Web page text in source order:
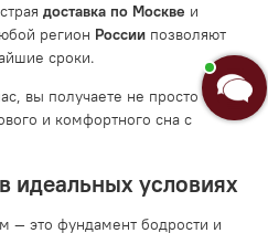
доставка по Москве и
регион России позволяют
сроки.
вы получаете не просто товар,
и комфортного сна с
идеальных условиях
— это фундамент бодрости и